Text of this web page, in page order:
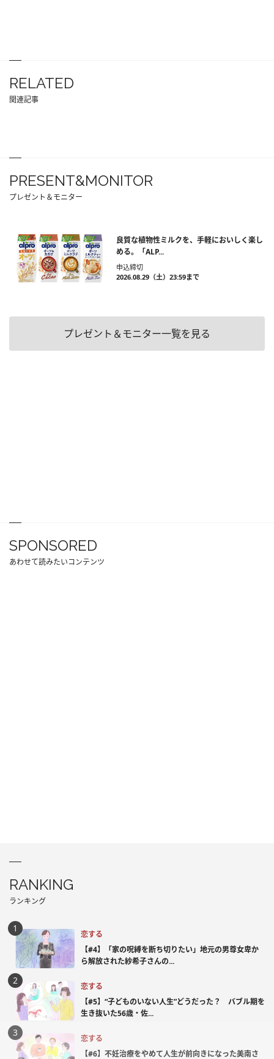
RELATED
関連記事
PRESENT&MONITOR
プレゼント＆モニター
良質な植物性ミルクを、手軽においしく楽し
める。「ALP...
申込締切
2026.08.29（土）23:59まで
プレゼント＆モニター一覧を見る
SPONSORED
あわせて読みたいコンテンツ
RANKING
ランキング
恋する
【#4】「家の呪縛を断ち切りたい」地元の男尊女卑か
ら解放された紗希子さんの...
恋する
【#5】“子どものいない人生”どうだった？ バブル期を
生き抜いた56歳・佐...
恋する
【#6】不妊治療をやめて人生が前向きになった美南さ